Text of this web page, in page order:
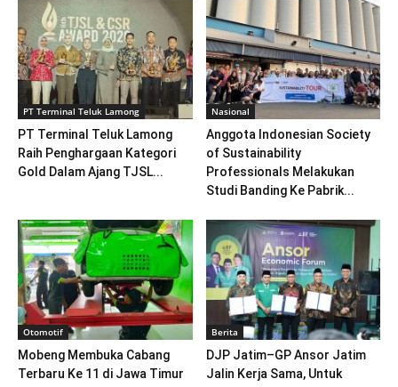
PT Terminal Teluk Lamong
PT Terminal Teluk Lamong
Raih Penghargaan Kategori
Gold Dalam Ajang TJSL...
Nasional
Anggota Indonesian Society
of Sustainability
Professionals Melakukan
Studi Banding Ke Pabrik...
Otomotif
Mobeng Membuka Cabang
Terbaru Ke 11 di Jawa Timur
Berita
DJP Jatim–GP Ansor Jatim
Jalin Kerja Sama, Untuk